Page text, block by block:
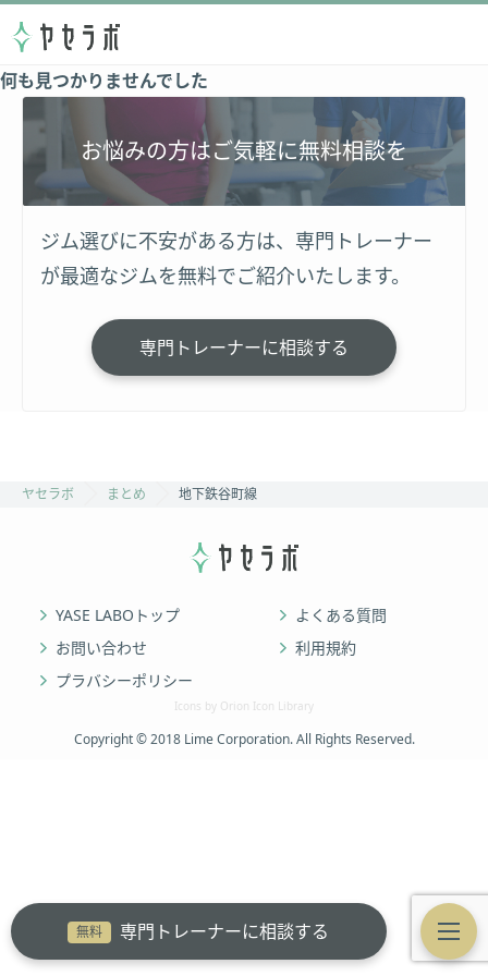
無料 専門トレーナーに相談する
何も見つかりませんでした
お悩みの方はご気軽に無料相談を
ジム選びに不安がある方は、専門トレーナー
が最適なジムを無料でご紹介いたします。
専門トレーナーに相談する
ヤセラボ まとめ 地下鉄谷町線
YASE LABOトップ
よくある質問
お問い合わせ
利用規約
プラバシーポリシー
Icons by Orion Icon Library
Copyright © 2018 Lime Corporation. All Rights Reserved.